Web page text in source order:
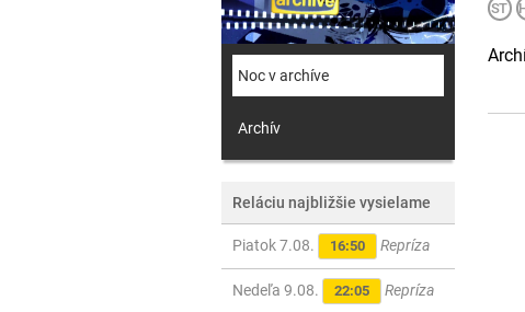
Noc v archíve
Archív
Reláciu najbližšie vysielame
Piatok 7.08. 16:50 Repríza
Nedeľa 9.08. 22:05 Repríza